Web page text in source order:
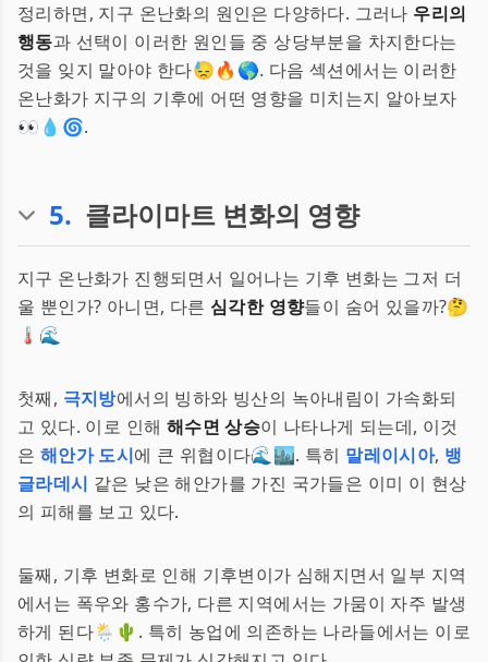
정리하면, 지구 온난화의 원인은 다양하다. 그러나 우리의
행동과 선택이 이러한 원인들 중 상당부분을 차지한다는
것을 잊지 말아야 한다😓🔥🌎. 다음 섹션에서는 이러한
온난화가 지구의 기후에 어떤 영향을 미치는지 알아보자
👀💧🌀.
5. 클라이마트 변화의 영향
지구 온난화가 진행되면서 일어나는 기후 변화는 그저 더
울 뿐인가? 아니면, 다른 심각한 영향들이 숨어 있을까?🤔
🌡🌊
첫째, 극지방에서의 빙하와 빙산의 녹아내림이 가속화되
고 있다. 이로 인해 해수면 상승이 나타나게 되는데, 이것
은 해안가 도시에 큰 위협이다🌊🏙. 특히 말레이시아, 뱅
글라데시 같은 낮은 해안가를 가진 국가들은 이미 이 현상
의 피해를 보고 있다.
둘째, 기후 변화로 인해 기후변이가 심해지면서 일부 지역
에서는 폭우와 홍수가, 다른 지역에서는 가뭄이 자주 발생
하게 된다🌦🌵. 특히 농업에 의존하는 나라들에서는 이로